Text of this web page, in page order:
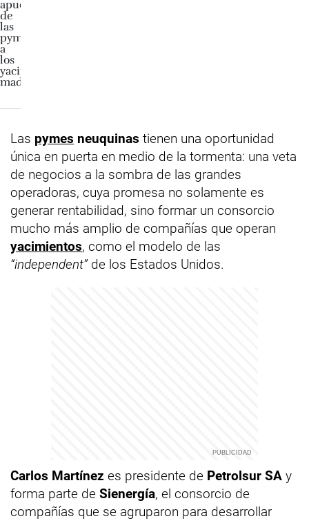
Las pymes neuquinas tienen una oportunidad
única en puerta en medio de la tormenta: una veta
de negocios a la sombra de las grandes
operadoras, cuya promesa no solamente es
generar rentabilidad, sino formar un consorcio
mucho más amplio de compañías que operan
yacimientos, como el modelo de las
“independent”de los Estados Unidos.
Carlos Martínez es presidente de Petrolsur SA y
forma parte de Sienergía, el consorcio de
compañías que se agruparon para desarrollar